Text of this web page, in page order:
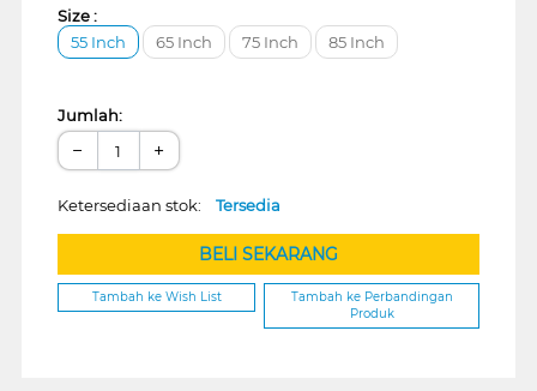
Size :
55 Inch
65 Inch 75 Inch 85 Inch
Jumlah:
− +
Ketersediaan stok: Tersedia
BELI SEKARANG
Tambah ke Wish List
Tambah ke Perbandingan
Produk